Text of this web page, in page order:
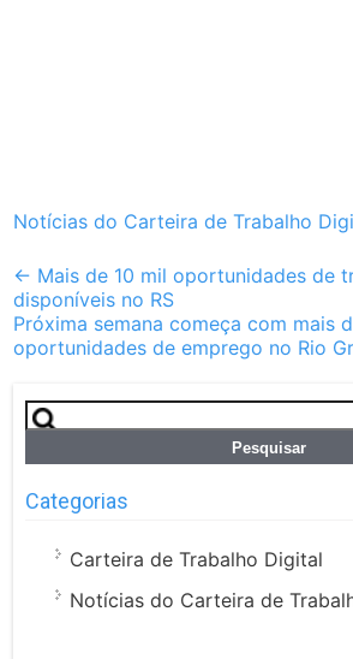
Notícias do Carteira de Trabalho
Post
navigation
← Mais de 10 mil oportunidades de
disponíveis no RS
Próxima semana começa com mais
oportunidades de emprego no Rio
Pesquisar
por:
Categorias
Carteira de Trabalho Digital
Notícias do Carteira de